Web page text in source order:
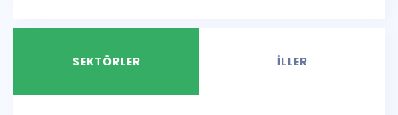
SEKTÖRLER İLLER